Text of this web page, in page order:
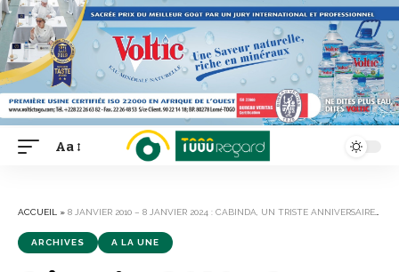
Font
Aa
ACCUEIL » 8 JANVIER 2010 – 8 JANVIER 2024 : CABINDA, UN TRISTE ANNIVERSAIRE POUR LE TOGO
ARCHIVES A LA UNE